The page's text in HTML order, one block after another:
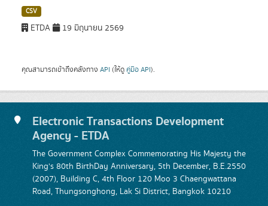
CSV
ETDA 19 มิถุนายน 2569
คุณสามารถเข้าถึงคลังทาง API (ให้ดู คู่มือ API).
Electronic Transactions Development
Agency - ETDA
The Government Complex Commemorating His Majesty the
King's 80th BirthDay Anniversary, 5th December, B.E.2550
(2007), Building C, 4th Floor 120 Moo 3 Chaengwattana
Road, Thungsonghong, Lak Si District, Bangkok 10210